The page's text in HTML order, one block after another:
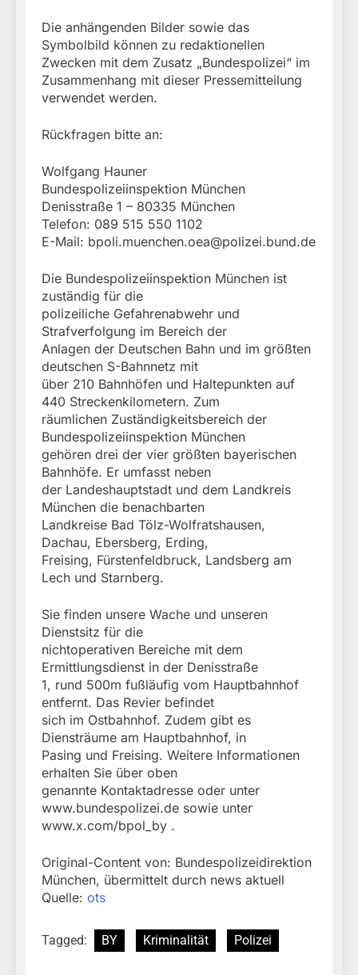
Die anhängenden Bilder sowie das
Symbolbild können zu redaktionellen
Zwecken mit dem Zusatz „Bundespolizei“ im
Zusammenhang mit dieser Pressemitteilung
verwendet werden.
Rückfragen bitte an:
Wolfgang Hauner
Bundespolizeiinspektion München
Denisstraße 1 – 80335 München
Telefon: 089 515 550 1102
E-Mail: bpoli.muenchen.oea@polizei.bund.de
Die Bundespolizeiinspektion München ist
zuständig für die
polizeiliche Gefahrenabwehr und
Strafverfolgung im Bereich der
Anlagen der Deutschen Bahn und im größten
deutschen S-Bahnnetz mit
über 210 Bahnhöfen und Haltepunkten auf
440 Streckenkilometern. Zum
räumlichen Zuständigkeitsbereich der
Bundespolizeiinspektion München
gehören drei der vier größten bayerischen
Bahnhöfe. Er umfasst neben
der Landeshauptstadt und dem Landkreis
München die benachbarten
Landkreise Bad Tölz-Wolfratshausen,
Dachau, Ebersberg, Erding,
Freising, Fürstenfeldbruck, Landsberg am
Lech und Starnberg.
Sie finden unsere Wache und unseren
Dienstsitz für die
nichtoperativen Bereiche mit dem
Ermittlungsdienst in der Denisstraße
1, rund 500m fußläufig vom Hauptbahnhof
entfernt. Das Revier befindet
sich im Ostbahnhof. Zudem gibt es
Diensträume am Hauptbahnhof, in
Pasing und Freising. Weitere Informationen
erhalten Sie über oben
genannte Kontaktadresse oder unter
www.bundespolizei.de sowie unter
www.x.com/bpol_by .
Original-Content von: Bundespolizeidirektion
München, übermittelt durch news aktuell
Quelle: ots
Tagged: BY Kriminalität Polizei